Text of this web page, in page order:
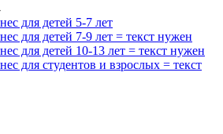
для детей 5-7 лет
для детей 7-9 лет = текст нужен
для детей 10-13 лет = текст нужен
для студентов и взрослых = текст